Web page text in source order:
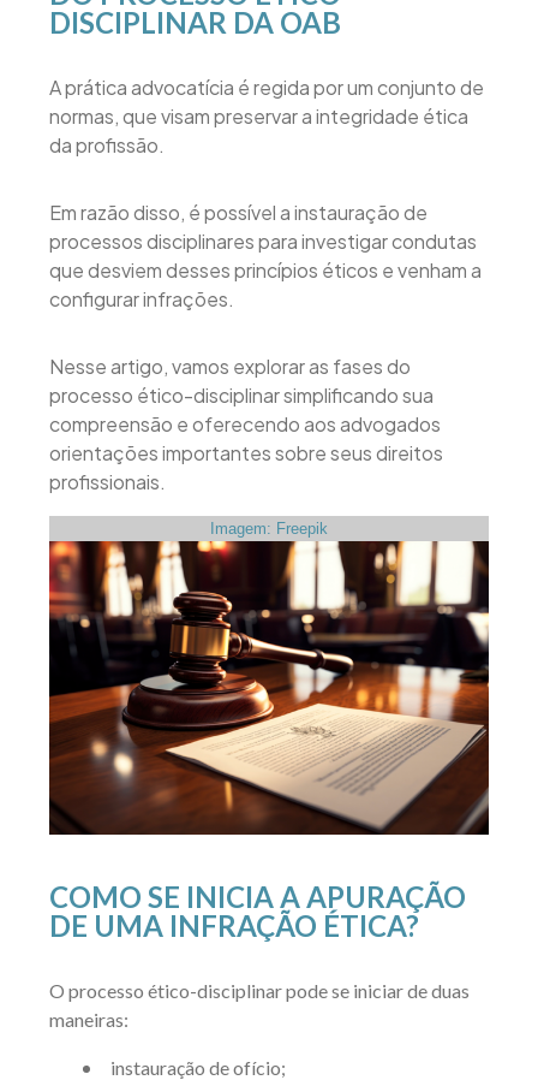
DISCIPLINAR DA OAB
A prática advocatícia é regida por um conjunto de
normas, que visam preservar a integridade ética
da profissão.
Em razão disso, é possível a instauração de
processos disciplinares para investigar condutas
que desviem desses princípios éticos e venham a
configurar infrações.
Nesse artigo, vamos explorar as fases do
processo ético-disciplinar simplificando sua
compreensão e oferecendo aos advogados
orientações importantes sobre seus direitos
profissionais.
Imagem: Freepik
COMO SE INICIA A APURAÇÃO
DE UMA INFRAÇÃO ÉTICA?
O processo ético-disciplinar pode se iniciar de duas
maneiras:
instauração de ofício;